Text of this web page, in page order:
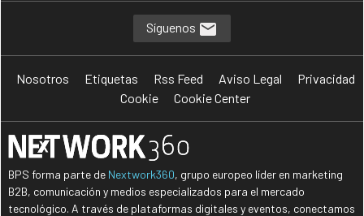
Síguenos
Nosotros Etiquetas Rss Feed Aviso Legal
Privacidad
Cookie
Cookie Center
BPS forma parte de Nextwork360, grupo europeo líder en marketing
B2B, comunicación y medios especializados para el mercado
tecnológico. A través de plataformas digitales y eventos, conectamos